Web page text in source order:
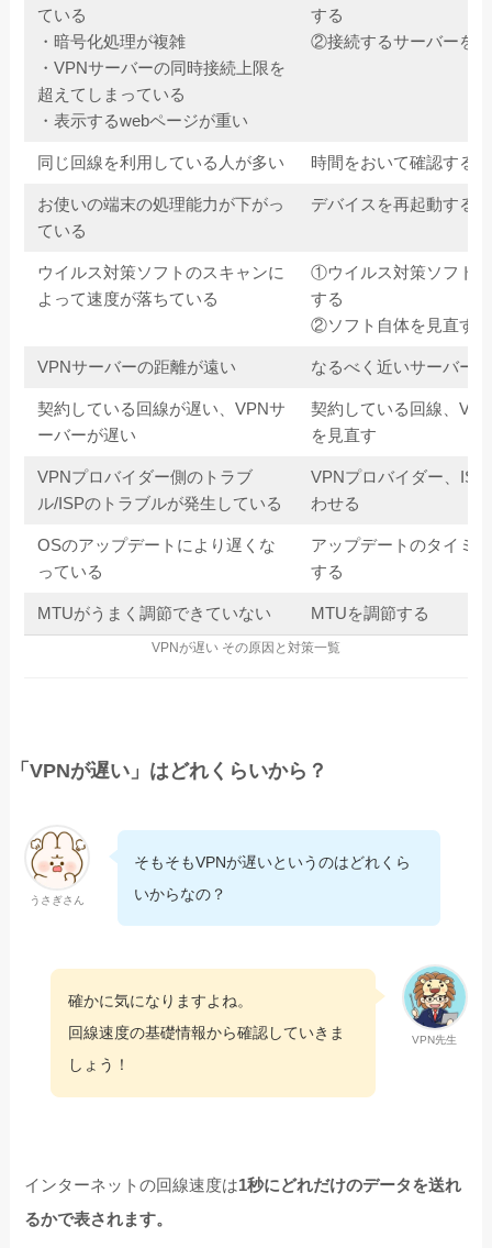
ている
・暗号化処理が複雑
・VPNサーバーの同時接続上限を
超えてしまっている
・表示するwebページが重い
する
②接続するサーバーを
同じ回線を利用している人が多い 時間をおいて確認する
お使いの端末の処理能力が下がっ
ている
デバイスを再起動する
ウイルス対策ソフトのスキャンに
よって速度が落ちている
①ウイルス対策ソフト
する
②ソフト自体を見直す
VPNサーバーの距離が遠い なるべく近いサーバー
契約している回線が遅い、VPNサ
ーバーが遅い
契約している回線、
を見直す
VPNプロバイダー側のトラブ
ル/ISPのトラブルが発生している
VPNプロバイダー、ISP
わせる
OSのアップデートにより遅くな
っている
アップデートのタイミ
する
MTUがうまく調節できていない MTUを調節する
VPNが遅い その原因と対策一覧
「VPNが遅い」はどれくらいから？
うさぎさん
そもそもVPNが遅いというのはどれくら
いからなの？
VPN先生
確かに気になりますよね。
回線速度の基礎情報から確認していきま
しょう！
インターネットの回線速度は1秒にどれだけのデータを送れ
るかで表されます。